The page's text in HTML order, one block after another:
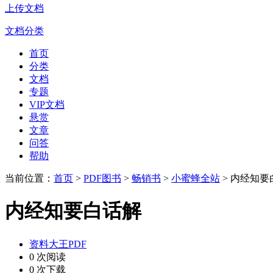
上传文档
文档分类
首页
分类
文档
专题
VIP文档
悬赏
文章
问答
帮助
当前位置： 首页 > PDF图书 > 畅销书 > 小蜜蜂全站 > 内经知要
内经知要白话解
资料大王PDF
0 次阅读
0 次下载